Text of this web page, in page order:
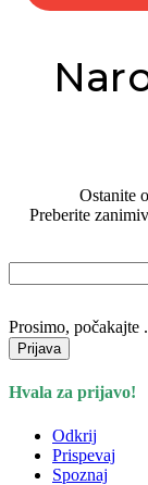
Ostanite
Preberite
Prosimo, počakajte
Hvala za prijavo!
Odkrij
Prispevaj
Spoznaj